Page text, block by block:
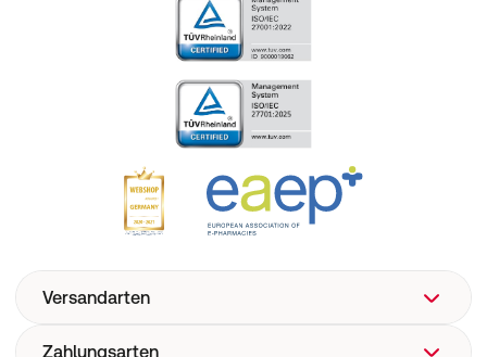
Versandarten
Zahlungsarten